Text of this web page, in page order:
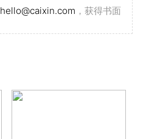
hello@caixin.com ，获得书面